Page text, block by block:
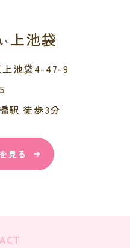
上池袋
上池袋4-47-9
駅 徒歩3分
見る